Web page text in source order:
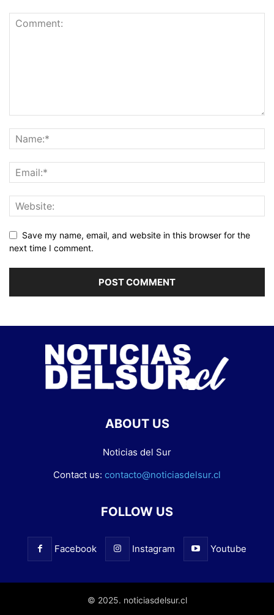
Save my name, email, and website in this browser for the
next time I comment.
ABOUT US
Noticias del Sur
Contact us: contacto@noticiasdelsur.cl
FOLLOW US
Facebook Instagram Youtube
© 2025. noticiasdelsur.cl